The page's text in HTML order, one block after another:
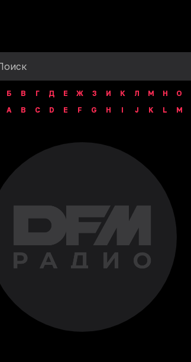
Б В Г Д Е Ж З И К Л М Н О
A B C D E F G H I J K L M